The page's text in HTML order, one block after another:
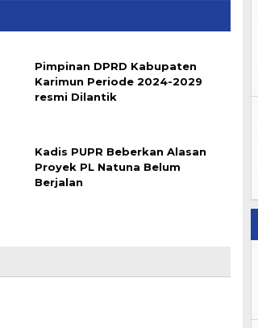
Pimpinan DPRD Kabupaten
Karimun Periode 2024-2029
resmi Dilantik
Kadis PUPR Beberkan Alasan
Proyek PL Natuna Belum
Berjalan